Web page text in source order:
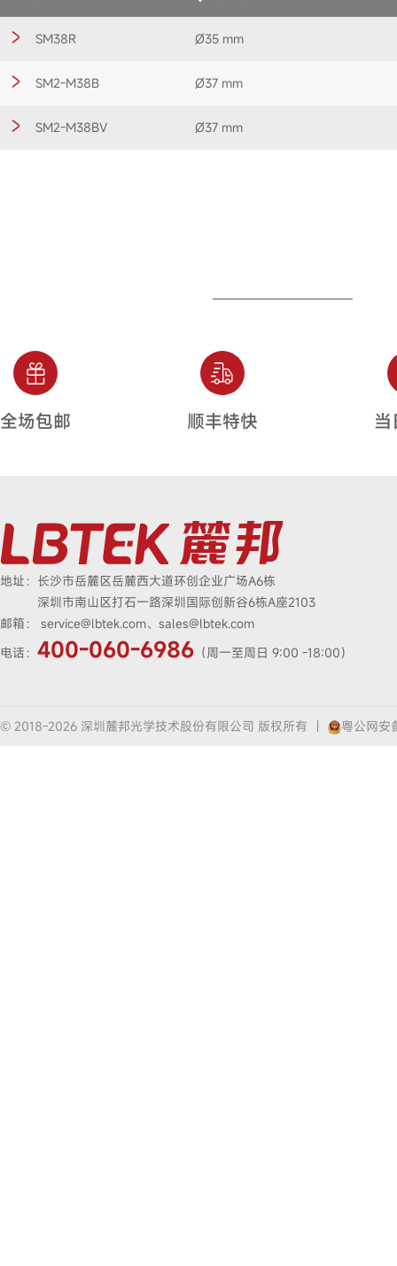
SM38R Ø35 mm
SM2-M38B Ø37 mm
SM2-M38BV Ø37 mm
全场包邮 顺丰特快 当
地址： 长沙市岳麓区岳麓西大道环创企业广场A6栋
深圳市南山区打石一路深圳国际创新谷6栋A座2103
邮箱： service@lbtek.com、sales@lbtek.com
电话： 400-060-6986 （周一至周日 9:00 -18:00）
© 2018-2026 深圳麓邦光学技术股份有限公司 版权所有 粤公网安